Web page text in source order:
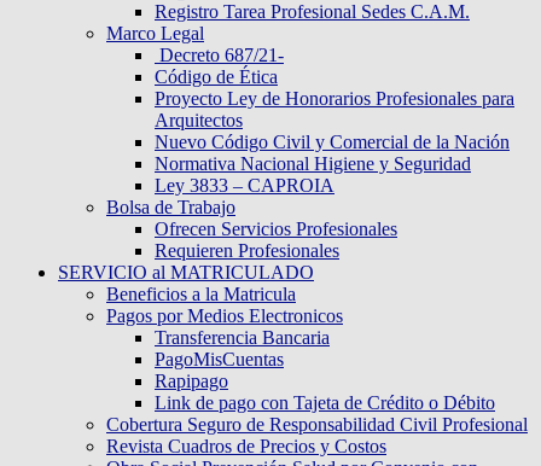
Registro Tarea Profesional Sedes C.A.M.
Marco Legal
Decreto 687/21-
Código de Ética
Proyecto Ley de Honorarios Profesionales para
Arquitectos
Nuevo Código Civil y Comercial de la Nación
Normativa Nacional Higiene y Seguridad
Ley 3833 – CAPROIA
Bolsa de Trabajo
Ofrecen Servicios Profesionales
Requieren Profesionales
SERVICIO al MATRICULADO
Beneficios a la Matricula
Pagos por Medios Electronicos
Transferencia Bancaria
PagoMisCuentas
Rapipago
Link de pago con Tajeta de Crédito o Débito
Cobertura Seguro de Responsabilidad Civil Profesional
Revista Cuadros de Precios y Costos